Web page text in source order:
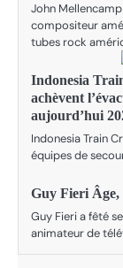
John
compositeur
tubes rock
Indonesia
achèvent
aujourd’hui
Indonesia Train
équipes de
Guy Fieri Âge,
Guy Fieri a fêté
animateur de